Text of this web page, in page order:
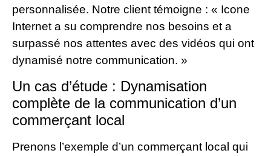
personnalisée. Notre client témoigne : « Icone
Internet a su comprendre nos besoins et a
surpassé nos attentes avec des vidéos qui ont
dynamisé notre communication. »
Un cas d’étude : Dynamisation
complète de la communication d’un
commerçant local
Prenons l’exemple d’un commerçant local qui